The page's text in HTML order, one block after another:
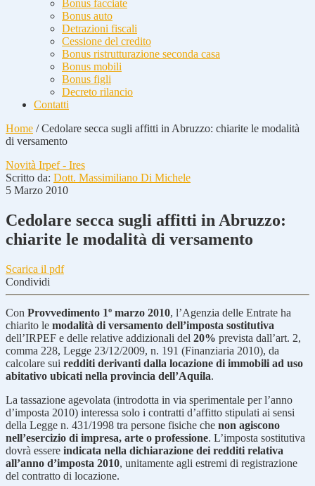
Bonus facciate
Bonus auto
Detrazioni fiscali
Cessione del credito
Bonus ristrutturazione seconda casa
Bonus mobili
Bonus figli
Decreto rilancio
Contatti
Home /Cedolare secca sugli affitti in Abruzzo: chiarite le modalità
di versamento
Novità Irpef - Ires
Scritto da: Dott. Massimiliano Di Michele
5 Marzo 2010
Cedolare secca sugli affitti in Abruzzo:
chiarite le modalità di versamento
Scarica il pdf
Condividi
Con Provvedimento 1º marzo 2010, l’Agenzia delle Entrate ha
chiarito le modalità di versamento dell’imposta sostitutiva
dell’IRPEF e delle relative addizionali del 20% prevista dall’art. 2,
comma 228, Legge 23/12/2009, n. 191 (Finanziaria 2010), da
calcolare sui redditi derivanti dalla locazione di immobili ad uso
abitativo ubicati nella provincia dell’Aquila.
La tassazione agevolata (introdotta in via sperimentale per l’anno
d’imposta 2010) interessa solo i contratti d’affitto stipulati ai sensi
della Legge n. 431/1998 tra persone fisiche che non agiscono
nell’esercizio di impresa, arte o professione. L’imposta sostitutiva
dovrà essere indicata nella dichiarazione dei redditi relativa
all’anno d’imposta 2010, unitamente agli estremi di registrazione
del contratto di locazione.